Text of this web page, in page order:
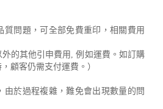
質問題，可全部免費重印，相關費用
外的其他引申費用, 例如運費。如訂購
顧客仍需支付運費。）
由於過程複雜，難免會出現數量的問